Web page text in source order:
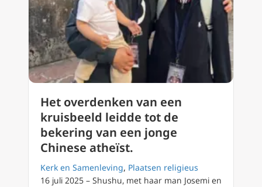
Het overdenken van een
kruisbeeld leidde tot de
bekering van een jonge
Chinese atheïst.
Kerk en Samenleving, Plaatsen religieus
16 juli 2025 – Shushu, met haar man Josemi en